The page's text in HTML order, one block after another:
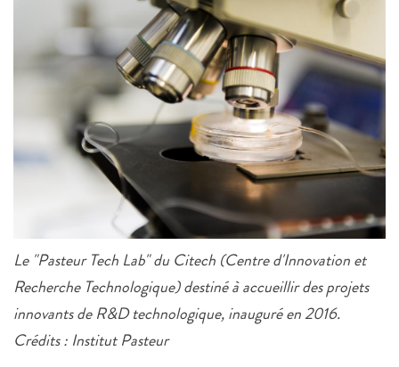
Le "Pasteur Tech Lab" du Citech (Centre d'Innovation et
Recherche Technologique) destiné à accueillir des projets
innovants de R&D technologique, inauguré en 2016.
Crédits : Institut Pasteur